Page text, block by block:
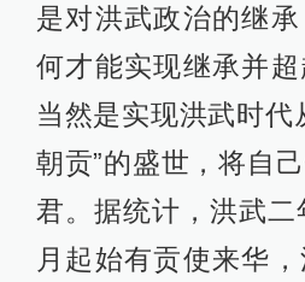
是对洪武政治的继
何才能实现继承并
当然是实现洪武时代
朝贡”的盛世，将自
君。据统计，洪武
月起始有贡使来华